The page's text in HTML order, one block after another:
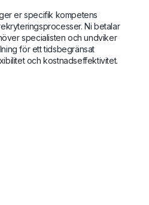
er specifik kompetens
Ni betalar
specialisten och undviker
för ett tidsbegränsat
och kostnadseffektivitet.